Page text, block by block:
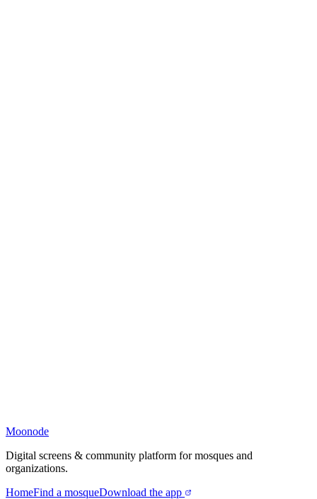
Moonode
Digital screens & community platform for mosques and
organizations.
HomeFind a mosqueDownload the app